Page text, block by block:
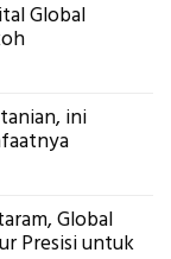
Global
ini
Global
Presisi untuk